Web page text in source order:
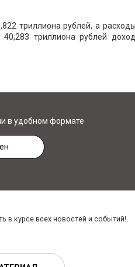
триллиона рублей, а
триллиона рублей
в удобном формате
в курсе всех новостей и событий!